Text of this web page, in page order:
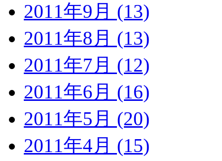
2011年9月 (13)
2011年8月 (13)
2011年7月 (12)
2011年6月 (16)
2011年5月 (20)
2011年4月 (15)